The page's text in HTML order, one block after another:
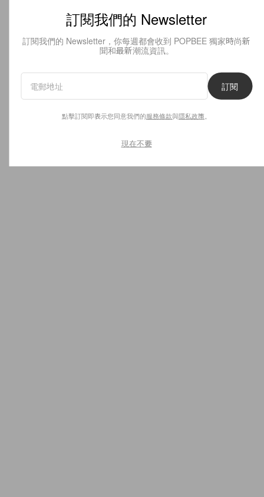
訂閱我們的 Newsletter
訂閱我們的 Newsletter，你每週都會收到 POPBEE 獨家時尚新
聞和最新潮流資訊。
訂閱
點擊訂閱即表示您同意我們的服務條款與隱私政策
現在不要